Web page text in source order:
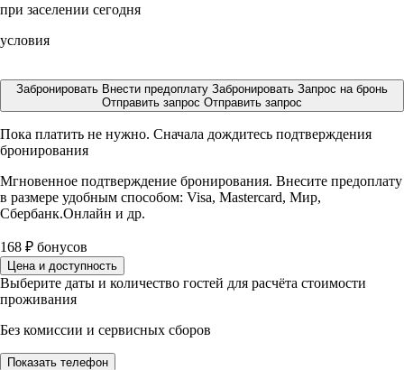
при заселении сегодня
условия
Забронировать Внести предоплату Забронировать Запрос на бронь
Отправить запрос Отправить запрос
Пока платить не нужно. Сначала дождитесь подтверждения
бронирования
Мгновенное подтверждение бронирования. Внесите предоплату
в размере удобным способом: Visa, Mastercard, Мир,
Сбербанк.Онлайн и др.
168 ₽ бонусов
Цена и доступность
Выберите даты и количество гостей для расчёта стоимости
проживания
Без комиссии и сервисных сборов
Показать телефон